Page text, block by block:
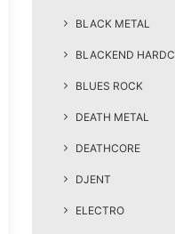
BLACK METAL
BLACKEND
BLUES ROCK
DEATH METAL
DEATHCORE
DJENT
ELECTRO